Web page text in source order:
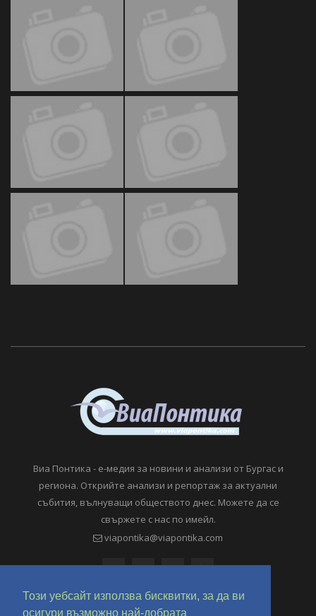
Този уебсайт използва бисквитки, за да ви
осигури възможно най-добрата
Виа Понтика - е-медия за новини и анализи от Бургас и
региона. Открийте анализи и репортаж за актуални
събития, вълнуващи обществото днес. Можете да се
свържете с нас по имейл.
viapontika@viapontika.com